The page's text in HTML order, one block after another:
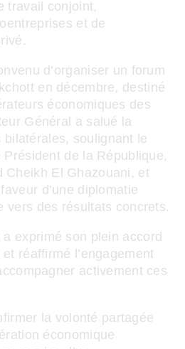
travail conjoint,
et de
d’organiser un forum
en décembre, destiné
économiques des
Général a salué la
soulignant le
de la République,
Cheikh El Ghazouani, et
d’une diplomatie
vers des résultats concrets.
a exprimé son plein accord
réaffirmé l’engagement
activement ces
la volonté partagée
économique